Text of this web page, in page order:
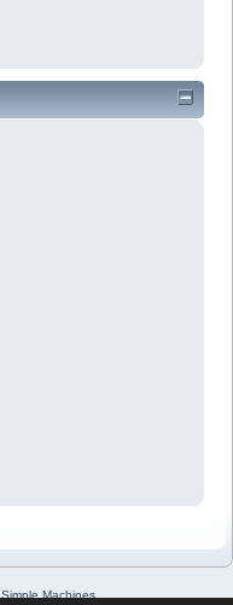
Simple Machines